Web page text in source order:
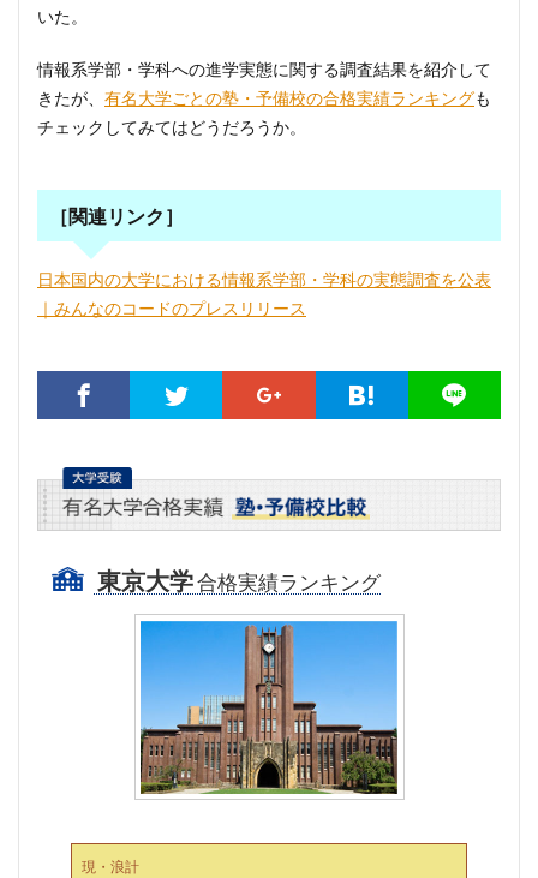
いた。
情報系学部・学科への進学実態に関する調査結果を紹介して
きたが、 有名大学ごとの塾・予備校の合格実績ランキングも
チェックしてみてはどうだろうか。
［関連リンク］
日本国内の大学における情報系学部・学科の実態調査を公表
｜みんなのコードのプレスリリース
東京大学合格実績ランキング
現・浪計